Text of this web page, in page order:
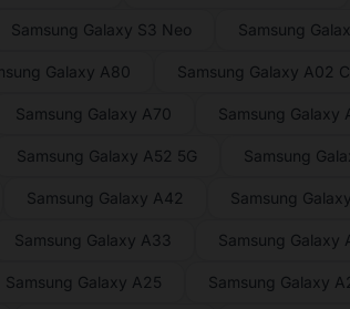
Samsung Galaxy S3 Neo Samsung
Galaxy A80 Samsung Galaxy A02
Samsung Galaxy A70 Samsung Galaxy
Samsung Galaxy A52 5G Samsung
Samsung Galaxy A42 Samsung
Samsung Galaxy A33 Samsung Galaxy
Samsung Galaxy A25 Samsung Galaxy